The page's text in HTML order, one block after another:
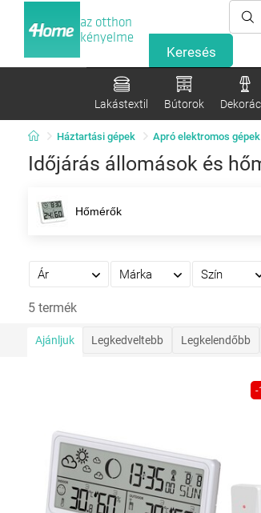
az otthon
kényelme
Lakástextil Bútorok
Háztartási gépek Apró elektromos gépek
Időjárás állomások és
Hőmérők
Ár Márka Szín
5 termék
Ajánljuk Legkedveltebb Legkelendőbb
-